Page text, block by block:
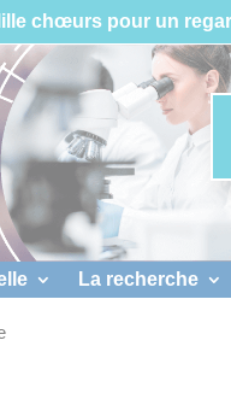
chœurs pour un
La recherche